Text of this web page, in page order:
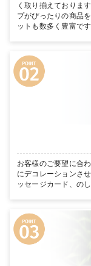
く取り揃えておりま
プがぴったりの商品
ットも数多く豊富です
お客様のご要望に合
にデコレーションさ
ッセージカード、の